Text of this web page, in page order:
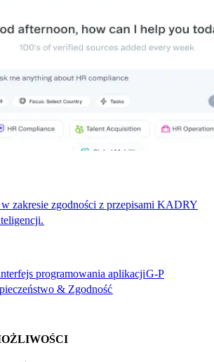
zakresie zgodności z przepisami KADRY
programowania aplikacji​​G-P
& Zgodność​​